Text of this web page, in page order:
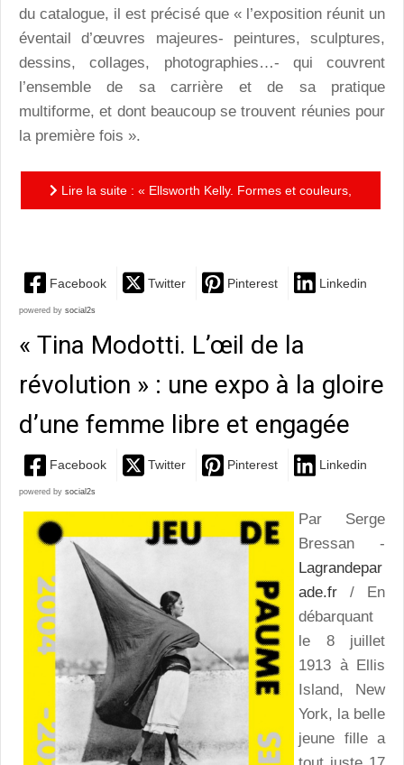
du catalogue, il est précisé que « l’exposition réunit un
éventail d’œuvres majeures- peintures, sculptures,
dessins, collages, photographies…- qui couvrent
l’ensemble de sa carrière et de sa pratique
multiforme, et dont beaucoup se trouvent réunies pour
la première fois ».
Lire la suite : « Ellsworth Kelly. Formes et couleurs,
Facebook Twitter Pinterest Linkedin
powered by social2s
« Tina Modotti. L’œil de la
révolution » : une expo à la gloire
d’une femme libre et engagée
Facebook Twitter Pinterest Linkedin
powered by social2s
Par Serge
Bressan -
Lagrandepar
ade.fr / En
débarquant
le 8 juillet
1913 à Ellis
Island, New
York, la belle
jeune fille a